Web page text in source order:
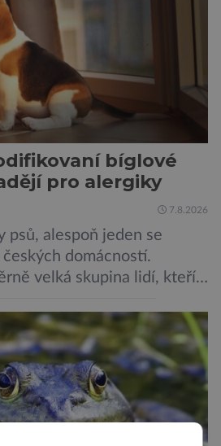
bíglové
pro alergiky
7.8.2026
psů, alespoň jeden se
domácností.
velká skupina lidí, kteří
imunitní systém
na proteiny obsažené v
moči a šupinkách kůže,
Vědci nyní geneticky